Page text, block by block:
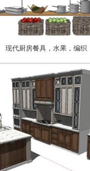
现代厨房餐具，水果，编织